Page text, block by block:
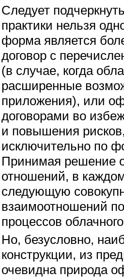
Следует
практики нельзя
форма является
договор с
(в случае, когда
расширенные
приложения), или
договорами во
и повышения
исключительно по
Принимая решение
отношений, в
следующую
взаимоотношений
процессов
Но, безусловно,
конструкции, из
очевидна природа